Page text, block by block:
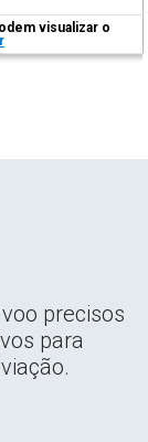
visualizar o
precisos
para